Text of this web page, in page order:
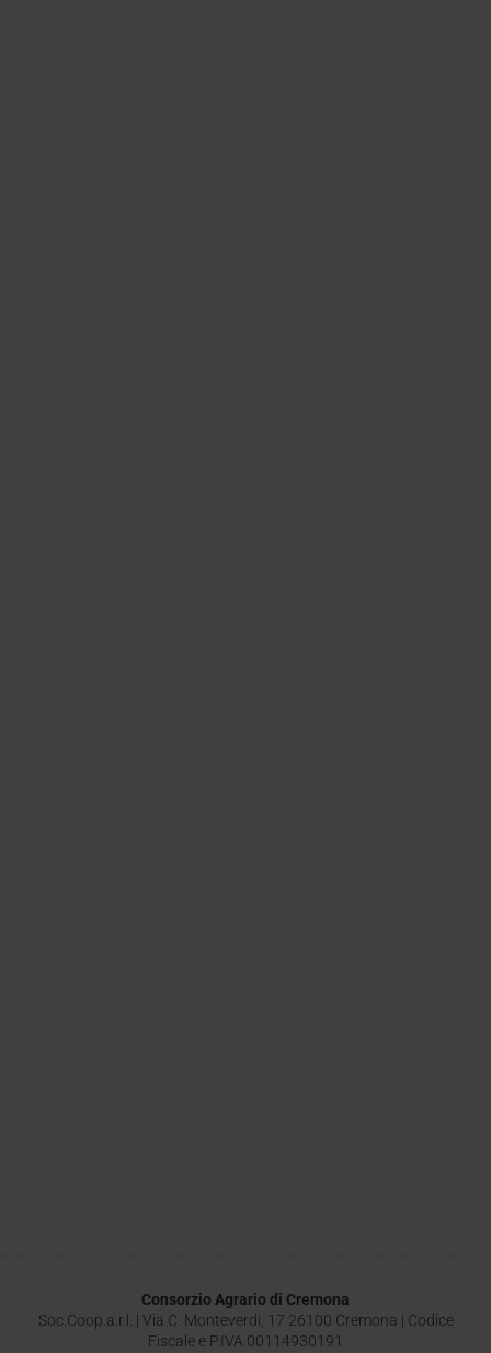
Consorzio Agrario di Cremona
Soc.Coop.a.r.l. | Via C. Monteverdi, 17 26100 Cremona | Codice
Fiscale e P.IVA 00114930191